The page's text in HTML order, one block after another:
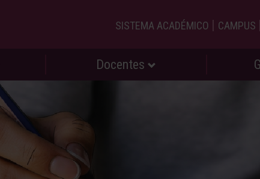
SISTEMA ACADÉMICO | CAMPUS |
Docentes